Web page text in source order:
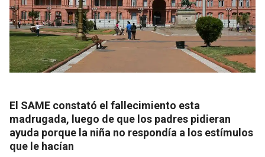
El SAME constató el fallecimiento esta
madrugada, luego de que los padres pidieran
ayuda porque la niña no respondía a los estímulos
que le hacían